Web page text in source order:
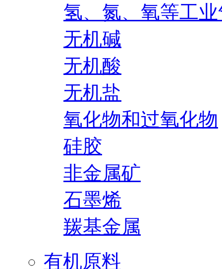
氢、氮、氧等工
无机碱
无机酸
无机盐
氧化物和过氧化物
硅胶
非金属矿
石墨烯
羰基金属
有机原料